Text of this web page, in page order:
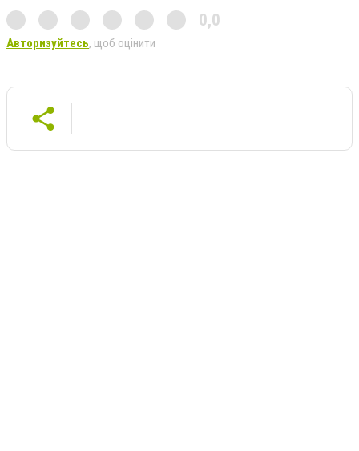
0,0
Авторизуйтесь, щоб оцінити